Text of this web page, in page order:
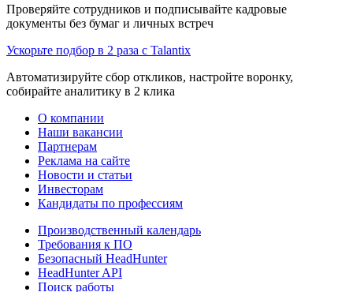
Проверяйте сотрудников и подписывайте кадровые
документы без бумаг и личных встреч
Ускорьте подбор в 2 раза с Talantix
Автоматизируйте сбор откликов, настройте воронку,
собирайте аналитику в 2 клика
О компании
Наши вакансии
Партнерам
Реклама на сайте
Новости и статьи
Инвесторам
Кандидаты по профессиям
Производственный календарь
Требования к ПО
Безопасный HeadHunter
HeadHunter API
Поиск работы